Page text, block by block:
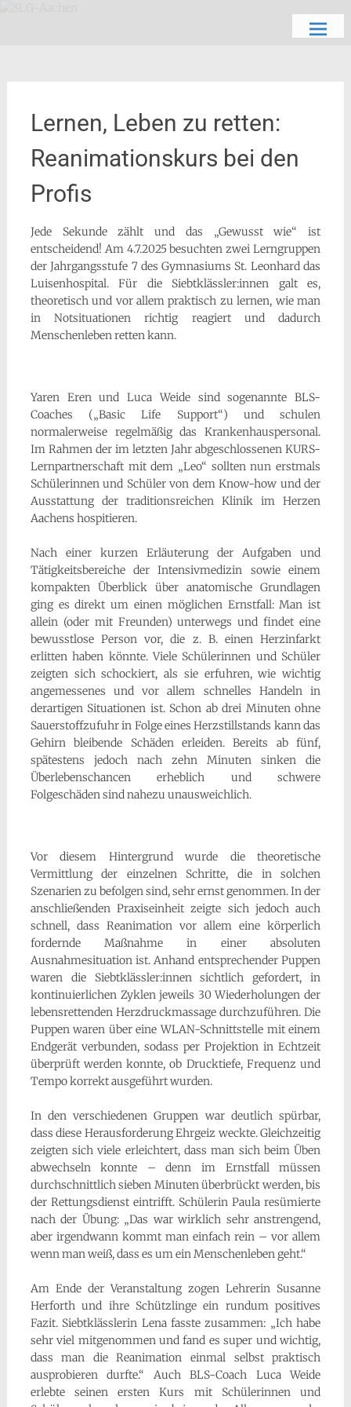
Lernen, Leben zu retten:
Reanimationskurs bei den
Profis
Jede Sekunde zählt und das „Gewusst wie“ ist
entscheidend! Am 4.7.2025 besuchten zwei Lerngruppen
der Jahrgangsstufe 7 des Gymnasiums St. Leonhard das
Luisenhospital. Für die Siebtklässler:innen galt es,
theoretisch und vor allem praktisch zu lernen, wie man
in Notsituationen richtig reagiert und dadurch
Menschenleben retten kann.
Yaren Eren und Luca Weide sind sogenannte BLS-
Coaches („Basic Life Support“) und schulen
normalerweise regelmäßig das Krankenhauspersonal.
Im Rahmen der im letzten Jahr abgeschlossenen KURS-
Lernpartnerschaft mit dem „Leo“ sollten nun erstmals
Schülerinnen und Schüler von dem Know-how und der
Ausstattung der traditionsreichen Klinik im Herzen
Aachens hospitieren.
Nach einer kurzen Erläuterung der Aufgaben und
Tätigkeitsbereiche der Intensivmedizin sowie einem
kompakten Überblick über anatomische Grundlagen
ging es direkt um einen möglichen Ernstfall: Man ist
allein (oder mit Freunden) unterwegs und findet eine
bewusstlose Person vor, die z. B. einen Herzinfarkt
erlitten haben könnte. Viele Schülerinnen und Schüler
zeigten sich schockiert, als sie erfuhren, wie wichtig
angemessenes und vor allem schnelles Handeln in
derartigen Situationen ist. Schon ab drei Minuten ohne
Sauerstoffzufuhr in Folge eines Herzstillstands kann das
Gehirn bleibende Schäden erleiden. Bereits ab fünf,
spätestens jedoch nach zehn Minuten sinken die
Überlebenschancen erheblich und schwere
Folgeschäden sind nahezu unausweichlich.
Vor diesem Hintergrund wurde die theoretische
Vermittlung der einzelnen Schritte, die in solchen
Szenarien zu befolgen sind, sehr ernst genommen. In der
anschließenden Praxiseinheit zeigte sich jedoch auch
schnell, dass Reanimation vor allem eine körperlich
fordernde Maßnahme in einer absoluten
Ausnahmesituation ist. Anhand entsprechender Puppen
waren die Siebtklässler:innen sichtlich gefordert, in
kontinuierlichen Zyklen jeweils 30 Wiederholungen der
lebensrettenden Herzdruckmassage durchzuführen. Die
Puppen waren über eine WLAN-Schnittstelle mit einem
Endgerät verbunden, sodass per Projektion in Echtzeit
überprüft werden konnte, ob Drucktiefe, Frequenz und
Tempo korrekt ausgeführt wurden.
In den verschiedenen Gruppen war deutlich spürbar,
dass diese Herausforderung Ehrgeiz weckte. Gleichzeitig
zeigten sich viele erleichtert, dass man sich beim Üben
abwechseln konnte – denn im Ernstfall müssen
durchschnittlich sieben Minuten überbrückt werden, bis
der Rettungsdienst eintrifft. Schülerin Paula resümierte
nach der Übung: „Das war wirklich sehr anstrengend,
aber irgendwann kommt man einfach rein – vor allem
wenn man weiß, dass es um ein Menschenleben geht.“
Am Ende der Veranstaltung zogen Lehrerin Susanne
Herforth und ihre Schützlinge ein rundum positives
Fazit. Siebtklässlerin Lena fasste zusammen: „Ich habe
sehr viel mitgenommen und fand es super und wichtig,
dass man die Reanimation einmal selbst praktisch
ausprobieren durfte.“ Auch BLS-Coach Luca Weide
erlebte seinen ersten Kurs mit Schülerinnen und